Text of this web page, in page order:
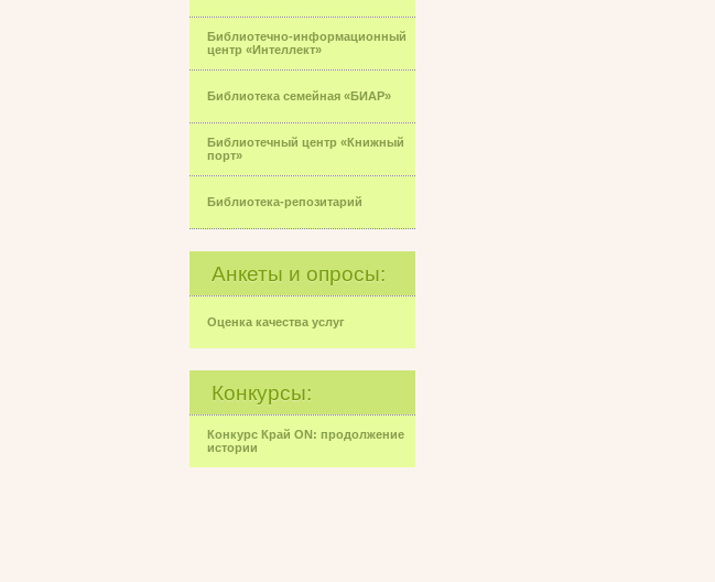
Библиотечно-информационный
центр «Интеллект»
Библиотека семейная «БИАР»
Библиотечный центр «Книжный
порт»
Библиотека-репозитарий
Анкеты и опросы:
Оценка качества услуг
Конкурсы:
Конкурс Край ON: продолжение
истории